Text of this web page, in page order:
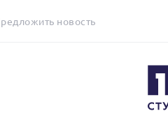
Предложить новость